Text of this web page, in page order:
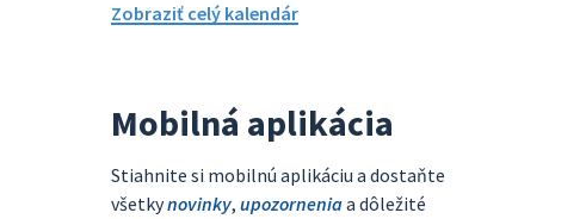
Zobraziť celý kalendár
Mobilná aplikácia
Stiahnite si mobilnú aplikáciu a dostaňte
všetkynovinky, upozorneniaa dôležité